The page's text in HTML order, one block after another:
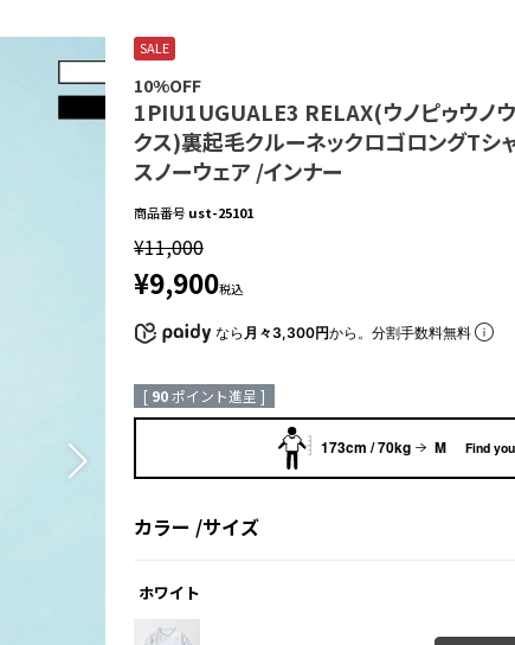
SALE
10%OFF
1PIU1UGUALE3 RELAX(ウノピゥウノウ
クス)裏起毛クルーネックロゴロングTシ
スノーウェア /インナー
商品番号 ust-25101
¥11,000
¥9,900税込
なら 月々3,300円から。分割手数料無料
[ 90ポイント進呈 ]
173cm / 70kg M Find
カラー サイズ
ホワイト